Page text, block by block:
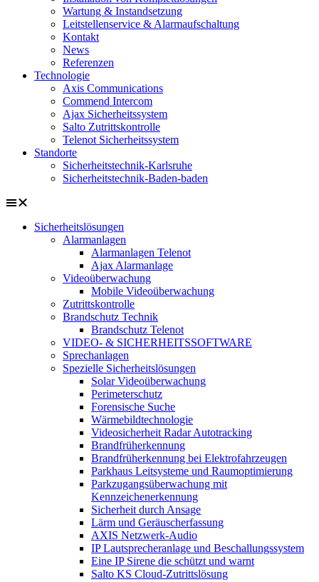
Wartung & Instandsetzung
Leitstellenservice & Alarmaufschaltung
Kontakt
News
Referenzen
Technologie
Axis Communications
Commend Intercom
Ajax Sicherheitssystem​
Salto Zutrittskontrolle
Telenot Sicherheitssystem
Standorte
Sicherheitstechnik-Karlsruhe
Sicherheitstechnik-Baden-baden
Sicherheitslösungen
Alarmanlagen
Alarmanlagen Telenot
Ajax Alarmanlage
Videoüberwachung
Mobile Videoüberwachung
Zutrittskontrolle
Brandschutz Technik
Brandschutz Telenot
VIDEO- & SICHERHEITSSOFTWARE
Sprechanlagen
Spezielle Sicherheitslösungen
Solar Videoüberwachung
Perimeterschutz
Forensische Suche
Wärmebildtechnologie
Videosicherheit Radar Autotracking​
Brandfrüherkennung
Brandfrüherkennung bei Elektrofahrzeugen
Parkhaus Leitsysteme und Raumoptimierung
Parkzugangsüberwachung mit
Kennzeichenerkennung
Sicherheit durch Ansage
Lärm und Geräuscherfassung
AXIS Netzwerk-Audio
IP Lautsprecheranlage und Beschallungssystem
Eine IP Sirene die schützt und warnt
Salto KS Cloud-Zutrittslösung